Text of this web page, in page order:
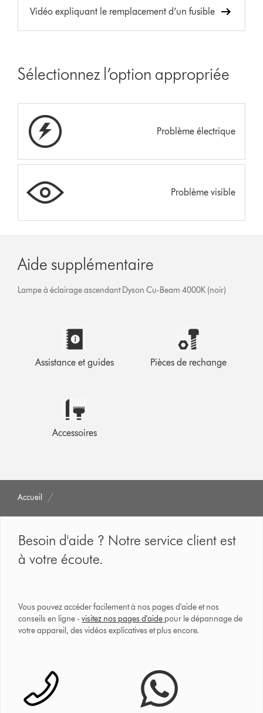
Vidéo expliquant le remplacement d’un fusible
Sélectionnez l’option appropriée
Problème électrique
Problème visible
Aide supplémentaire
Lampe à éclairage ascendant Dyson Cu-Beam 4000K (noir)
Assistance et guides Pièces de rechange
Accessoires
Accueil
Besoin d'aide ? Notre service client est
à votre écoute.
Vous pouvez accéder facilement à nos pages d'aide et nos
conseils en ligne -visitez nos pages d'aide pour le dépannage de
votre appareil, des vidéos explicatives et plus encore.